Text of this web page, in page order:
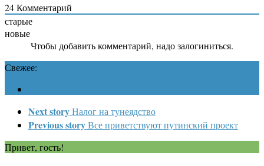
24Комментарий
старые
новые
Чтобы добавить комментарий, надо залогиниться.
Свежее:
Next storyНалог на тунеядство
Previous storyВсе приветствуют путинский проект
Привет, гость!